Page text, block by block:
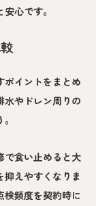
心です。
ポイントをまとめ
水やドレン周りの
で食い止めると大
えやすくなりま
検頻度を契約時に